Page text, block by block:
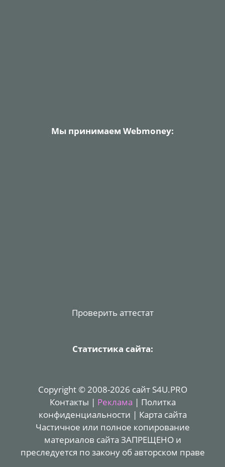
Мы принимаем Webmoney:
Проверить аттестат
Статистика сайта:
Copyright © 2008-2026 сайт S4U.PRO
Контакты | Реклама | Политка
конфиденциальности | Карта сайта
Частичное или полное копирование
материалов сайта ЗАПРЕЩЕНО и
преследуется по закону об авторском праве